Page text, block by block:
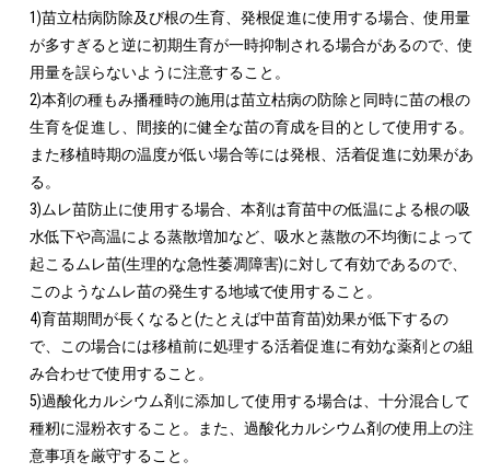
1)苗立枯病防除及び根の生育、発根促進に使用する場合、使用量
が多すぎると逆に初期生育が一時抑制される場合があるので、使
用量を誤らないように注意すること。
2)本剤の種もみ播種時の施用は苗立枯病の防除と同時に苗の根の
生育を促進し、間接的に健全な苗の育成を目的として使用する。
また移植時期の温度が低い場合等には発根、活着促進に効果があ
る。
3)ムレ苗防止に使用する場合、本剤は育苗中の低温による根の吸
水低下や高温による蒸散増加など、吸水と蒸散の不均衡によって
起こるムレ苗(生理的な急性萎凋障害)に対して有効であるので、
このようなムレ苗の発生する地域で使用すること。
4)育苗期間が長くなると(たとえば中苗育苗)効果が低下するの
で、この場合には移植前に処理する活着促進に有効な薬剤との組
み合わせで使用すること。
5)過酸化カルシウム剤に添加して使用する場合は、十分混合して
種籾に湿粉衣すること。また、過酸化カルシウム剤の使用上の注
意事項を厳守すること。